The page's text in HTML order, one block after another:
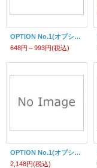
OPTION No.1(オプションNo.1)/ハイグリップ・レーシングスリックタイヤ
648円～993円(税込)
OPTION No.1(オプションNo.1)/7スポークロープロホイル＆ラジアルタイヤセット各色/１台分
2,148円(税込)